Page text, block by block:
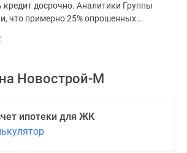
кредит досрочно. Аналитики Группы
что примерно 25% опрошенных...
Новострой-М
ипотеки для ЖК